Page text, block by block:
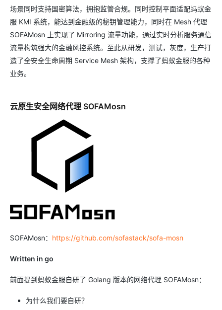
场景同时支持国密算法，拥抱监管合规。同时控制平面适配蚂蚁金
服 KMI 系统，能达到金融级的秘钥管理能力，同时在 Mesh 代理
SOFAMosn 上实现了 Mirroring 流量功能，通过实时分析服务通信
流量构筑强大的金融风控系统。至此从研发，测试，灰度，生产打
造了全安全生命周期 Service Mesh 架构，支撑了蚂蚁金服的各种
业务。
云原生安全网络代理 SOFAMosn
SOFAMosn： https://github.com/sofastack/sofa-mosn
Written in go
前面提到蚂蚁金服自研了 Golang 版本的网络代理 SOFAMosn：
为什么我们要自研？